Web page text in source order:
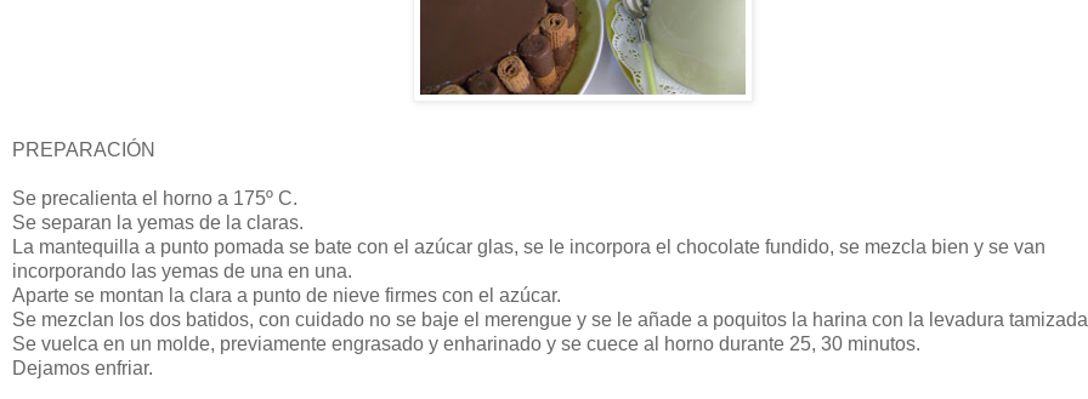
PREPARACIÓN
Se precalienta el horno a 175º C.
Se separan la yemas de la claras.
La mantequilla a punto pomada se bate con el azúcar glas, se le incorpora el chocolate fundido, se mezcla bien y se van
incorporando las yemas de una en una.
Aparte se montan la clara a punto de nieve firmes con el azúcar.
Se mezclan los dos batidos, con cuidado no se baje el merengue y se le añade a poquitos la harina con la levadura
Se vuelca en un molde, previamente engrasado y enharinado y se cuece al horno durante 25, 30 minutos.
Dejamos enfriar.